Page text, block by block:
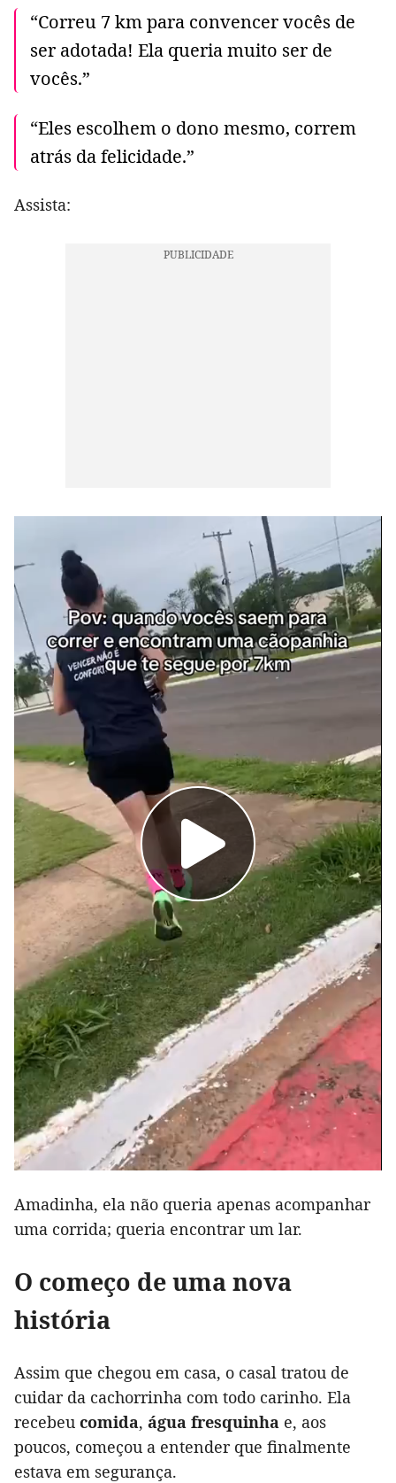
“Correu 7 km para convencer vocês de
ser adotada! Ela queria muito ser de
vocês.”
“Eles escolhem o dono mesmo, correm
atrás da felicidade.”
Assista:
Amadinha, ela não queria apenas acompanhar
uma corrida; queria encontrar um lar.
O começo de uma nova
história
Assim que chegou em casa, o casal tratou de
cuidar da cachorrinha com todo carinho. Ela
recebeu comida, água fresquinha e, aos
poucos, começou a entender que finalmente
estava em segurança.